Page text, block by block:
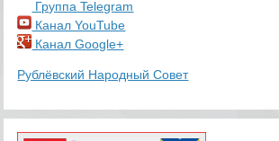
Группа Telegram
Канал YouTube
Канал Google+
Рублёвский Народный Совет